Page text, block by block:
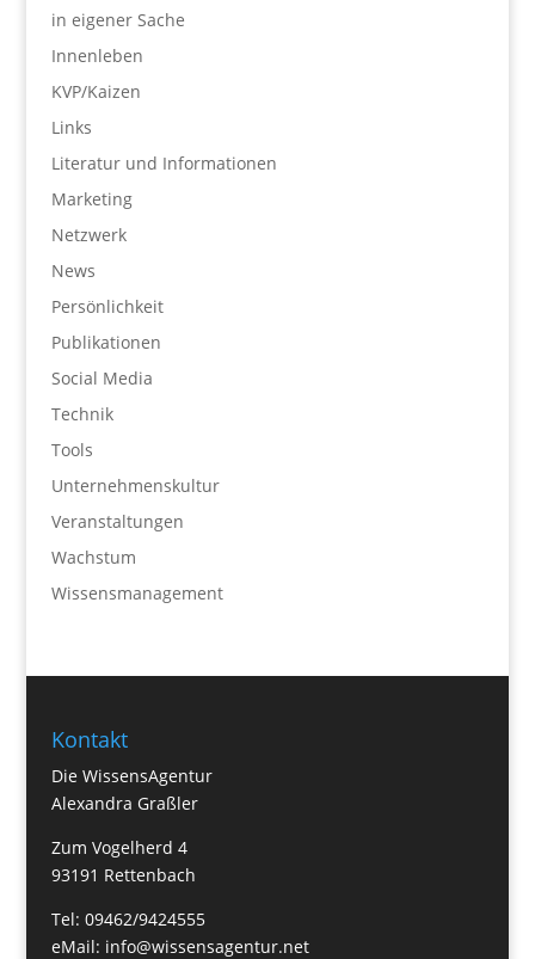
in eigener Sache
Innenleben
KVP/Kaizen
Links
Literatur und Informationen
Marketing
Netzwerk
News
Persönlichkeit
Publikationen
Social Media
Technik
Tools
Unternehmenskultur
Veranstaltungen
Wachstum
Wissensmanagement
Kontakt
Die WissensAgentur
Alexandra Graßler
Zum Vogelherd 4
93191 Rettenbach
Tel: 09462/9424555
eMail: info@wissensagentur.net